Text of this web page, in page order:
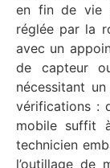
en fin de vie
réglée par la
avec un
de capteur
nécessitant
vérifications :
mobile suffit
technicien
l’outillage de